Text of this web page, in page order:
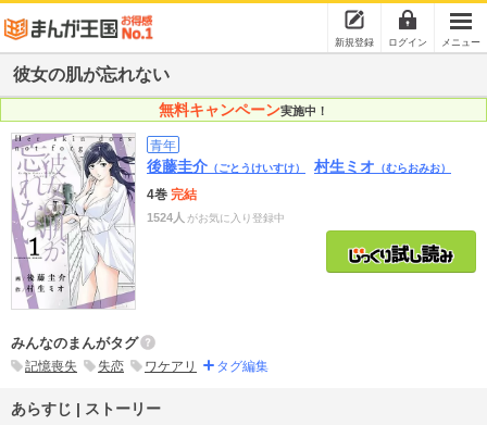
新規登録 ログイン メニュー
彼女の肌が忘れない
無料キャンペーン実施中！
青年
後藤圭介 （ごとうけいすけ） 村生ミオ （むらおみお）
4巻 完結
1524人 がお気に入り登録中
みんなのまんがタグ
記憶喪失 失恋 ワケアリ タグ編集
あらすじ | ストーリー